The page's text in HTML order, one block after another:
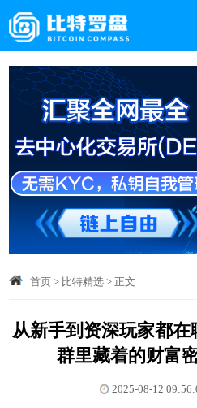
首页> 比特精选> 正文
从新手到资深玩家都
群里藏着的财富
2025-08-12